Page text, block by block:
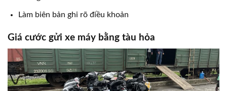
Làm biên bản ghi rõ điều khoản
Giá cước gửi xe máy bằng tàu hỏa